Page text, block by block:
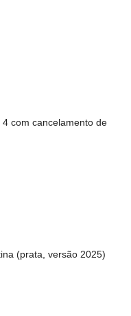
com cancelamento de
(prata, versão 2025)